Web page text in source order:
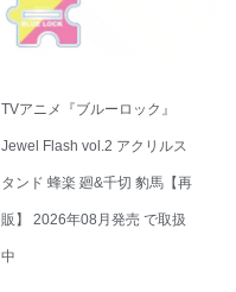
TVアニメ『ブルーロック』
Jewel Flash vol.2 アクリルス
タンド 蜂楽 廻&千切 豹馬【再
販】 2026年08月発売 で取扱
中